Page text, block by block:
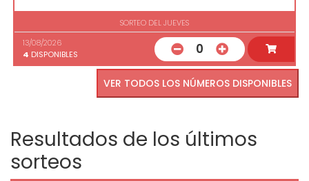
SORTEO DEL JUEVES
13/08/2026
4 DISPONIBLES 0
VER TODOS LOS NÚMEROS DISPONIBLES
Resultados de los últimos
sorteos